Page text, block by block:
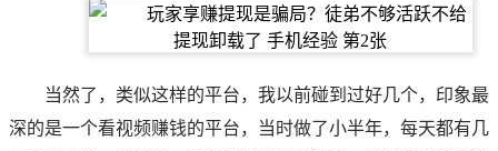
当然了，类似这样的平台，我以前碰到过好几个，印象最
深的是一个看视频赚钱的平台，当时做了小半年，每天都有几